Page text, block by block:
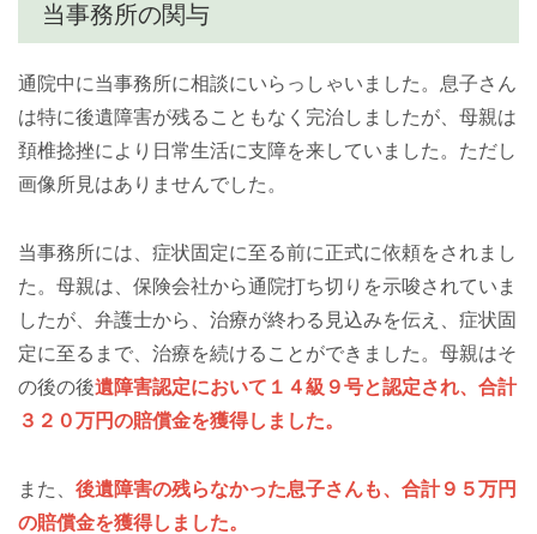
当事務所の関与
通院中に当事務所に相談にいらっしゃいました。息子さん
は特に後遺障害が残ることもなく完治しましたが、母親は
頚椎捻挫により日常生活に支障を来していました。ただし
画像所見はありませんでした。
当事務所には、症状固定に至る前に正式に依頼をされまし
た。母親は、保険会社から通院打ち切りを示唆されていま
したが、弁護士から、治療が終わる見込みを伝え、症状固
定に至るまで、治療を続けることができました。母親はそ
の後の後遺障害認定において１４級９号と認定され、合計
３２０万円の賠償金を獲得しました。
また、 後遺障害の残らなかった息子さんも、合計９５万円
の賠償金を獲得しました。